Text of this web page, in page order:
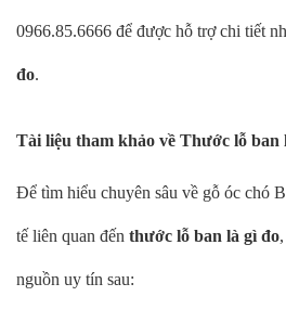
0966.85.6666 để được hỗ trợ chi tiết
đo.
Tài liệu tham khảo về Thước lỗ ban
Để tìm hiểu chuyên sâu về gỗ óc chó
tế liên quan đến thước lỗ ban là gì đo
nguồn uy tín sau: